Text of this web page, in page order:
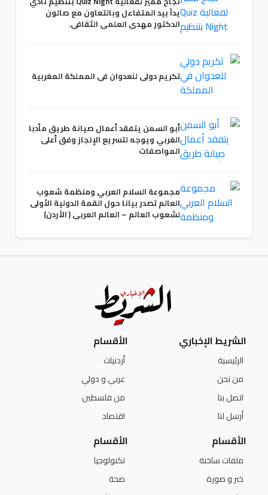
يداً بيد المتفاءل وبالتعاون مع صالون
الدكتور مهدي العلمي الثقافي.
تكريم دولي للعدوان في المملكة المغربية
أبو السمن يتفقد أعمال صيانة طريق مأدبا
الغربي ويوجه لتسريع الإنجاز وفق أعلى
المواصفات
مجموعة السلام العربي ومنظمة شعوب
العالم تصدر بيانا حول القمة الدولية الأولى
لشعوب العالم – العالم العربي ( الأردن)
الشريط الإخباري
الرئيسية
من نحن
اتصل بنا
أرسل لنا
الأقسام
أردنيات
عربي و دولي
من فلسطين
اقتصاد
الأقسام
ملفات ساخنة
خبر و صورة
الأقسام
تكنولوجيا
صحة